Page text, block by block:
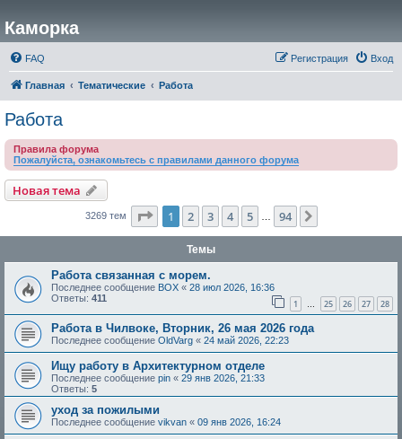
Каморка
FAQ Вход
Регистрация
Главная Тематические Работа
Работа
Правила форума
Пожалуйста, ознакомьтесь с правилами данного форума
Новая тема
3269 тем Страница из 94
1 2 3 4 5 94
Темы
Работа связанная с морем.
Последнее сообщение BOX « 28 июл 2026, 16:36
Ответы: 411 1 … 25 26 27 28
Работа в Чилвоке, Вторник, 26 мая 2026 года
Последнее сообщение OldVarg « 24 май 2026, 22:23
Ищу работу в Архитектурном отделе
Последнее сообщение pin « 29 янв 2026, 21:33
Ответы: 5
уход за пожилыми
Последнее сообщение vikvan « 09 янв 2026, 16:24